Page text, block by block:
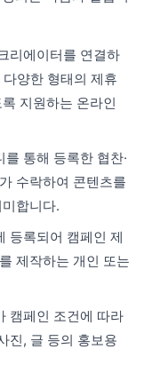
리에이터를 연결하
양한 형태의 제휴
지원하는 온라인
통해 등록한 협찬·
수락하여 콘텐츠를
합니다.
등록되어 캠페인 제
제작하는 개인 또는
캠페인 조건에 따라
진, 글 등의 홍보용